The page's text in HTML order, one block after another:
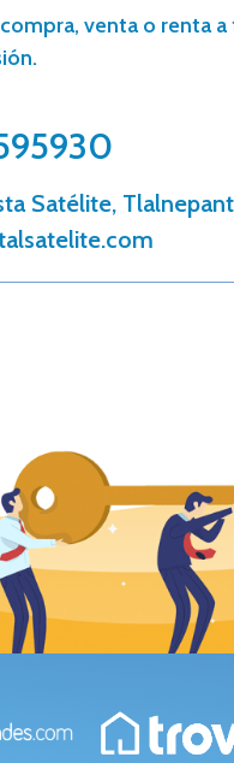
venta o renta
Satélite,